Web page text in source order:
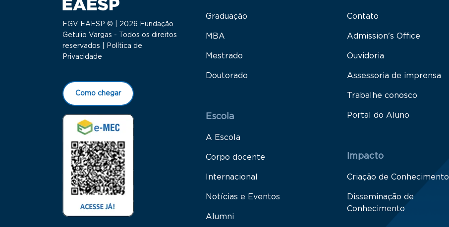
FGV EAESP © | 2026 Fundação
Getulio Vargas - Todos os direitos
reservados |
Política de
Privacidade
Como chegar
Graduação
MBA
Mestrado
Doutorado
Escola
A Escola
Corpo docente
Internacional
Notícias e Eventos
Alumni
Contato
Admission's Office
Ouvidoria
Assessoria de imprensa
Trabalhe conosco
Portal do Aluno
Impacto
Criação de Conhecimento
Disseminação de
Conhecimento